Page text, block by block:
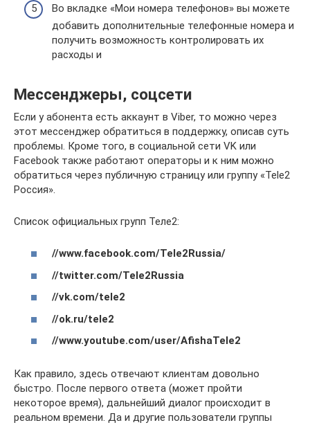
Во вкладке «Мои номера телефонов» вы можете
добавить дополнительные телефонные номера и
получить возможность контролировать их
расходы и
Мессенджеры, соцсети
Если у абонента есть аккаунт в Viber, то можно через
этот мессенджер обратиться в поддержку, описав суть
проблемы. Кроме того, в социальной сети VK или
Facebook также работают операторы и к ним можно
обратиться через публичную страницу или группу «Tele2
Россия».
Список официальных групп Теле2:
//www.facebook.com/Tele2Russia/
//twitter.com/Tele2Russia
//vk.com/tele2
//ok.ru/tele2
//www.youtube.com/user/AfishaTele2
Как правило, здесь отвечают клиентам довольно
быстро. После первого ответа (может пройти
некоторое время), дальнейший диалог происходит в
реальном времени. Да и другие пользователи группы